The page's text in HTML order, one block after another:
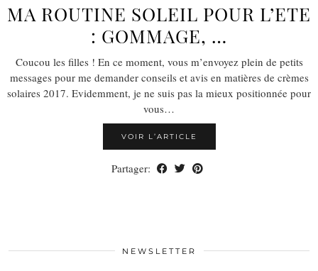
MA ROUTINE SOLEIL POUR L’ETE
: GOMMAGE, …
Coucou les filles ! En ce moment, vous m’envoyez plein de petits
messages pour me demander conseils et avis en matières de crèmes
solaires 2017. Evidemment, je ne suis pas la mieux positionnée pour
vous…
VOIR L’ARTICLE
Partager:
NEWSLETTER